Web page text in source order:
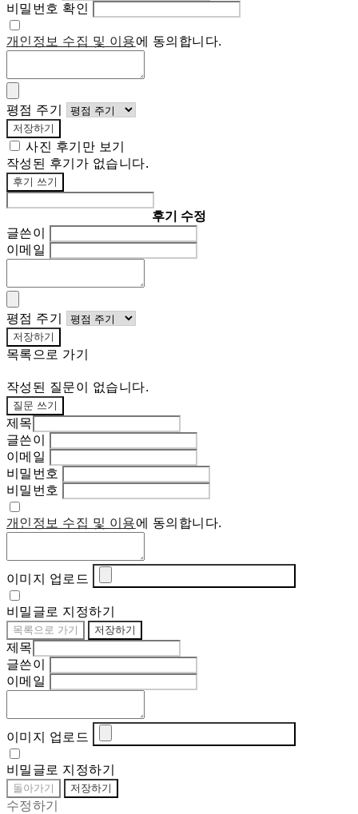
비밀번호 확인
개인정보 수집 및 이용에 동의합니다.
평점 주기
저장하기
사진 후기만 보기
작성된 후기가 없습니다.
후기 쓰기
후기 수정
글쓴이
이메일
평점 주기
저장하기
목록으로 가기
작성된 질문이 없습니다.
질문 쓰기
제목
글쓴이
이메일
비밀번호
비밀번호
개인정보 수집 및 이용에 동의합니다.
이미지 업로드
비밀글로 지정하기
목록으로 가기 저장하기
제목
글쓴이
이메일
이미지 업로드
비밀글로 지정하기
돌아가기 저장하기
수정하기